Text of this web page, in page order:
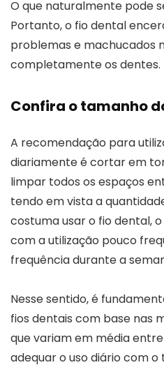
O que naturalmente pode
Portanto, o fio dental
problemas e machucados
completamente os dentes.
Confira o tamanho
A recomendação para
diariamente é cortar em
limpar todos os espaços
tendo em vista a
costuma usar o fio dental,
com a utilização pouco
frequência durante a
Nesse sentido, é
fios dentais com base nas
que variam em média entre
adequar o uso diário com o